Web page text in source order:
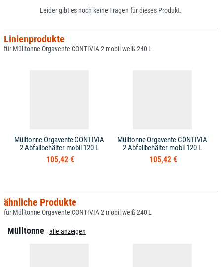
Leider gibt es noch keine Fragen für dieses Produkt.
Linienprodukte
für Mülltonne Orgavente CONTIVIA 2 mobil weiß 240 L
Mülltonne Orgavente CONTIVIA
2 Abfallbehälter mobil 120 L
105,42 €
Mülltonne Orgavente CONTIVIA
2 Abfallbehälter mobil 120 L
105,42 €
ähnliche Produkte
für Mülltonne Orgavente CONTIVIA 2 mobil weiß 240 L
Mülltonne alle anzeigen